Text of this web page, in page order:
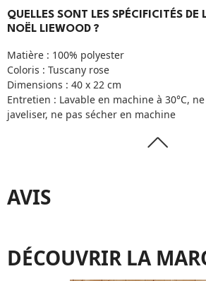
QUELLES SONT LES SPÉCIFICITÉS DE
NOËL LIEWOOD ?
Matière : 100% polyester
Coloris : Tuscany rose
Dimensions : 40 x 22 cm
Entretien : Lavable en machine à 30°C,
javeliser, ne pas sécher en machine
AVIS
DÉCOUVRIR LA